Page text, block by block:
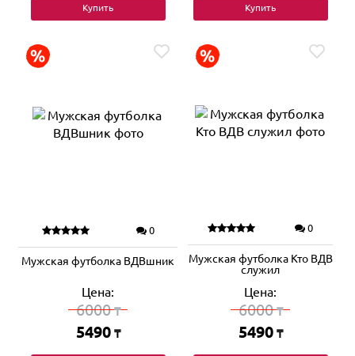
Купить Купить
0
Мужская футболка ВДВшник
Цена:
6000₸
5490 ₸
0
Мужская футболка Кто ВДВ
служил
Цена:
6000₸
5490 ₸